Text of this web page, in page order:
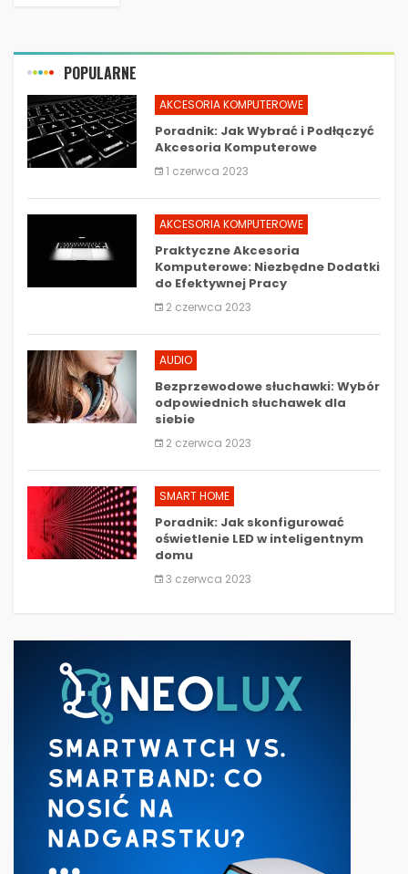
POPULARNE
AKCESORIA KOMPUTEROWE
Poradnik: Jak Wybrać i Podłączyć
Akcesoria Komputerowe
1 czerwca 2023
AKCESORIA KOMPUTEROWE
Praktyczne Akcesoria
Komputerowe: Niezbędne Dodatki
do Efektywnej Pracy
2 czerwca 2023
AUDIO
Bezprzewodowe słuchawki: Wybór
odpowiednich słuchawek dla
siebie
2 czerwca 2023
SMART HOME
Poradnik: Jak skonfigurować
oświetlenie LED w inteligentnym
domu
3 czerwca 2023